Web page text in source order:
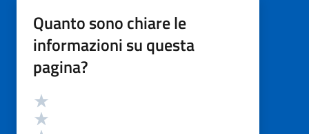
Quanto sono chiare le
informazioni su questa
pagina?
Valutazione